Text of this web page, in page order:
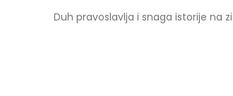
Duh pravoslavlja i snaga istorije na